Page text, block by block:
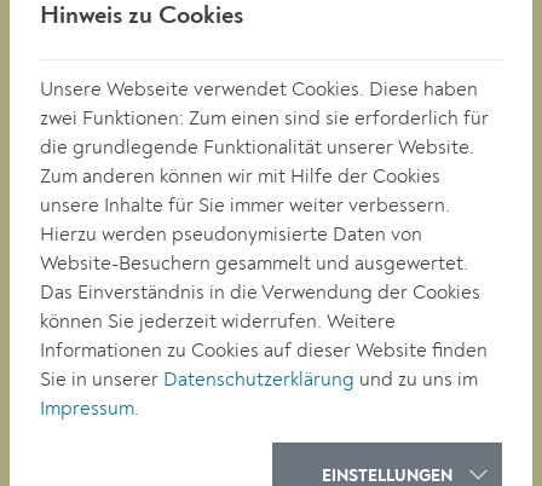
Magistrat der Stadt Krems
Tel. +43 (0)2732/801-0
Fax +43 (0)2732/801-90 269
E-mail:buergerservice@krems.gv.at
RATHAUS
LEBEN
BAUEN/WIRTSCHAFT
BILDUNG
KULTUR
Hinweis zu Cookies
Unsere Webseite verwendet Cookies. Diese haben
zwei Funktionen: Zum einen sind sie erforderlich für
die grundlegende Funktionalität unserer Website.
Zum anderen können wir mit Hilfe der Cookies
unsere Inhalte für Sie immer weiter verbessern.
Hierzu werden pseudonymisierte Daten von
Website-Besuchern gesammelt und ausgewertet.
Das Einverständnis in die Verwendung der Cookies
können Sie jederzeit widerrufen. Weitere
Informationen zu Cookies auf dieser Website finden
Sie in unserer Datenschutzerklärung und zu uns im
Impressum.
EINSTELLUNGEN